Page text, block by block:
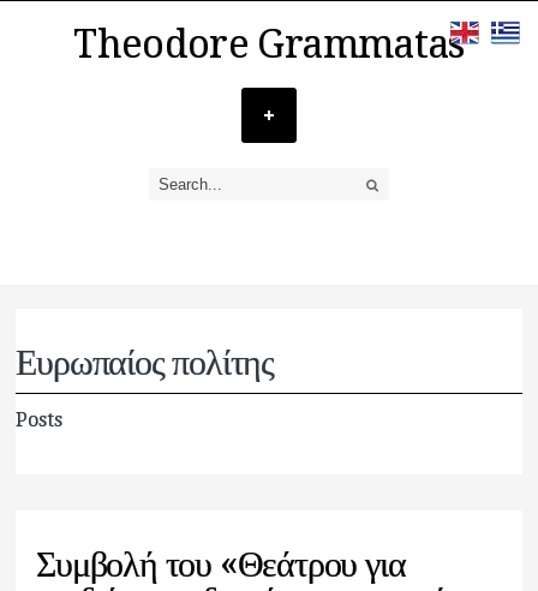
Theodore Grammatas
Ευρωπαίος πολίτης
Posts
Συμβολή του «Θεάτρου για